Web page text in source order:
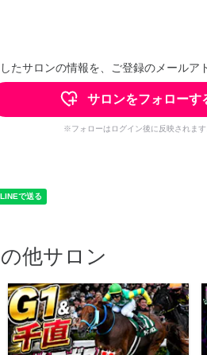
たサロンの情報を、ご登録のメールア
サロンをフォローす
※フォローはログイン後に反映されます
他サロン